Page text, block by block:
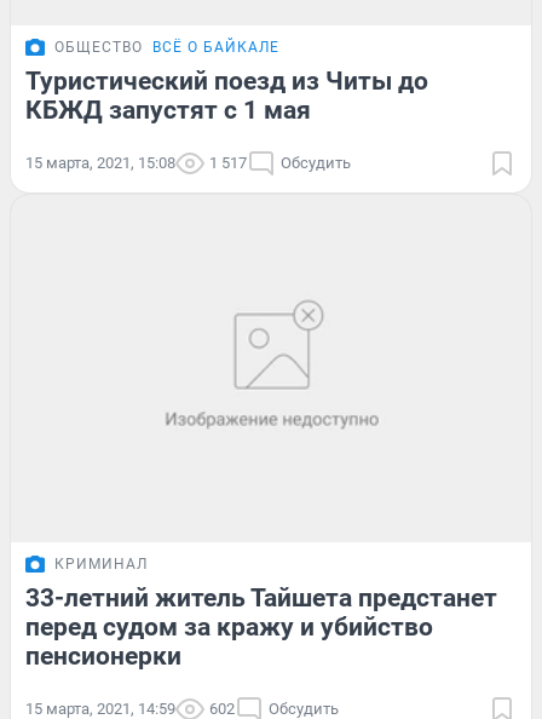
ОБЩЕСТВО ВСЁ О БАЙКАЛЕ
Туристический поезд из Читы до
КБЖД запустят с 1 мая
15 марта, 2021, 15:08 1 517 Обсудить
КРИМИНАЛ
33-летний житель Тайшета предстанет
перед судом за кражу и убийство
пенсионерки
15 марта, 2021, 14:59 602 Обсудить